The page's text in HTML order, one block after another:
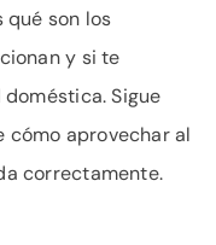
qué son los
y si te
Sigue
cómo aprovechar al
correctamente.